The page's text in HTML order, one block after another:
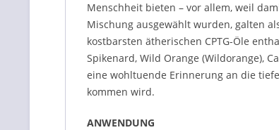
Menschheit bieten – vor allem, weil
Mischung ausgewählt wurden, galten
kostbarsten ätherischen CPTG-Öle
Spikenard, Wild Orange (Wildorange),
eine wohltuende Erinnerung an die
kommen wird.
ANWENDUNG